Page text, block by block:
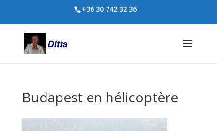
+36 30 742 32 36
Budapest en hélicoptère